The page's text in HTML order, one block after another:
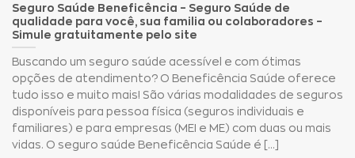
Seguro Saúde Beneficência – Seguro Saúde de
qualidade para você, sua familia ou colaboradores –
Simule gratuitamente pelo site
Buscando um seguro saúde acessível e com ótimas
opções de atendimento? O Beneficência Saúde oferece
tudo isso e muito mais! São várias modalidades de seguros
disponíveis para pessoa física (seguros individuais e
familiares) e para empresas (MEI e ME) com duas ou mais
vidas. O seguro saúde Beneficência Saúde é [...]